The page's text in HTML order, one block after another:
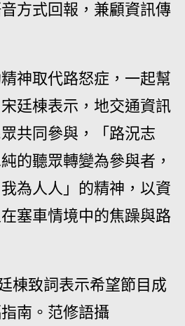
方式回報，兼顧資訊傳
精神取代路怒症，一起幫
廷棟表示，地交通資訊
共同參與，「路況志
的聽眾轉變為參與者，
為人人」的精神，以資
塞車情境中的焦躁與路